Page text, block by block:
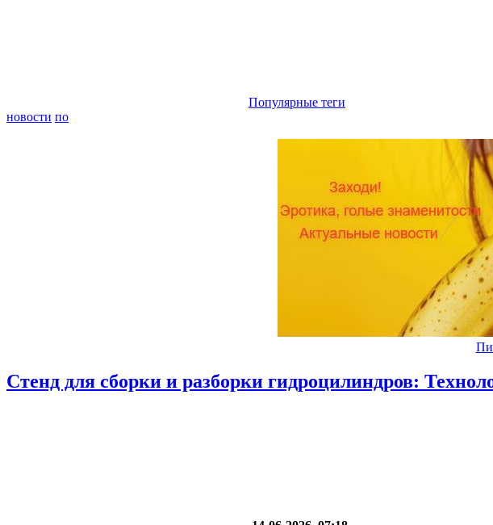
Популярные теги
новости по
Стенд для сборки и разборки гидроцилиндров: